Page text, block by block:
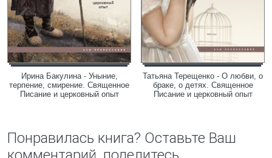
Ирина Бакулина - Уныние,
терпение, смирение. Священное
Писание и церковный опыт
Татьяна Терещенко - О любви, о
браке, о детях. Священное
Писание и церковный опыт
Понравилась книга? Оставьте Ваш